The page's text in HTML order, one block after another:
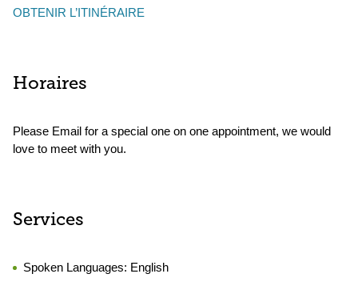
OBTENIR L’ITINÉRAIRE
Horaires
Please Email for a special one on one appointment, we would
love to meet with you.
Services
Spoken Languages: English